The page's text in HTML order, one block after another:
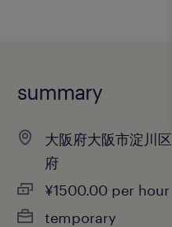
summary
大阪府大阪市淀川
府
¥1500.00 per hour
temporary